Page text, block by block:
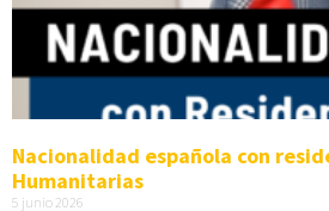
Nacionalidad española con
Humanitarias
5 junio 2026